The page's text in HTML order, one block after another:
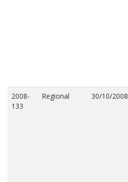
2008-
133
Regional 30/10/2008